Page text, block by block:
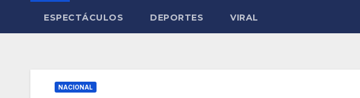
ESPECTÁCULOS DEPORTES VIRAL
NACIONAL